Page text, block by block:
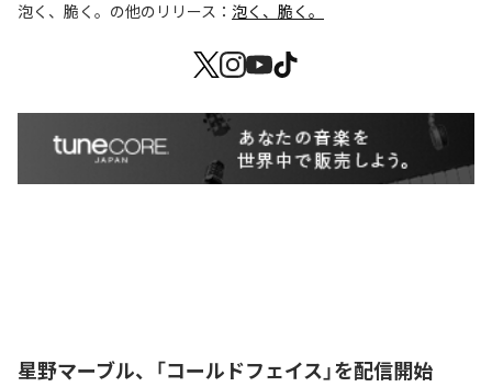
泡く、脆く。 の他のリリース： 泡く、脆く。
星野マーブル、「コールドフェイス」を配信開始